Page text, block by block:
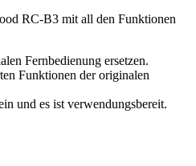
RC-B3 mit all den Funktionen
Fernbedienung ersetzen.
Funktionen der originalen
und es ist verwendungsbereit.